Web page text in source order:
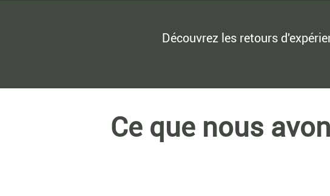
Découvrez les retours
Ce que nous